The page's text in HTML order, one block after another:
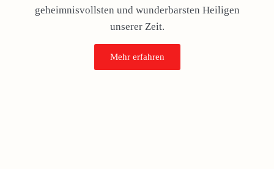
geheimnisvollsten und wunderbarsten Heiligen
unserer Zeit.
Mehr erfahren